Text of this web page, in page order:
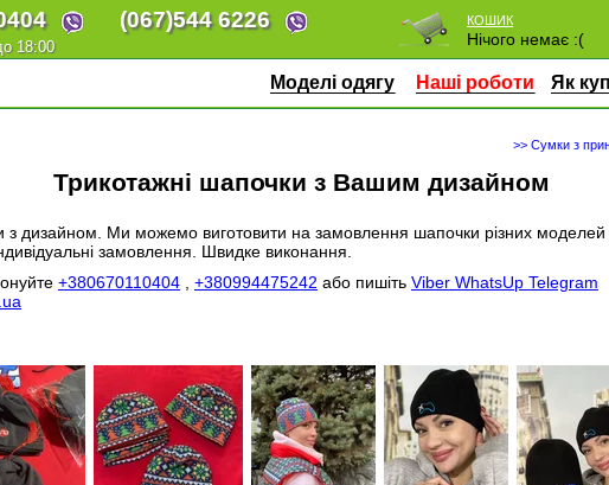
(067)544 6226
18:00
КОШИК
Нічого немає :(
Моделі одягу Наші роботи Як
>> Сумки з
Трикотажні шапочки з Вашим дизайном
з дизайном. Ми можемо виготовити на замовлення шапочки різних моделей
замовлення. Швидке виконання.
+380670110404 +380994475242 або пишіть Viber WhatsUp Telegram